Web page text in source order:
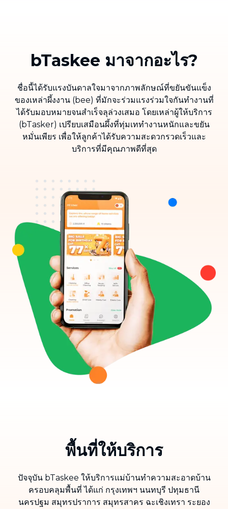
bTaskee มาจากอะไร?
ชื่อนี้ได้รับแรงบันดาลใจมาจากภาพลักษณ์ที่ขยันขันแข็ง
ของเหล่าผึ้งงาน (bee) ที่มักจะร่วมแรงร่วมใจกันทำงานที่
ได้รับมอบหมายจนสำเร็จลุล่วงเสมอ โดยเหล่าผู้ให้บริการ
(bTasker) เปรียบเสมือนผึ้งที่ทุ่มเททำงานหนักและขยัน
หมั่นเพียร เพื่อให้ลูกค้าได้รับความสะดวกรวดเร็วและ
บริการที่มีคุณภาพดีที่สุด
พื้นที่ให้บริการ
ปัจจุบัน bTaskee ให้บริการแม่บ้านทำความสะอาดบ้าน
ครอบคลุมพื้นที่ ได้แก่ กรุงเทพฯ นนทบุรี ปทุมธานี
นครปฐม สมุทรปราการ สมุทรสาคร ฉะเชิงเทรา ระยอง